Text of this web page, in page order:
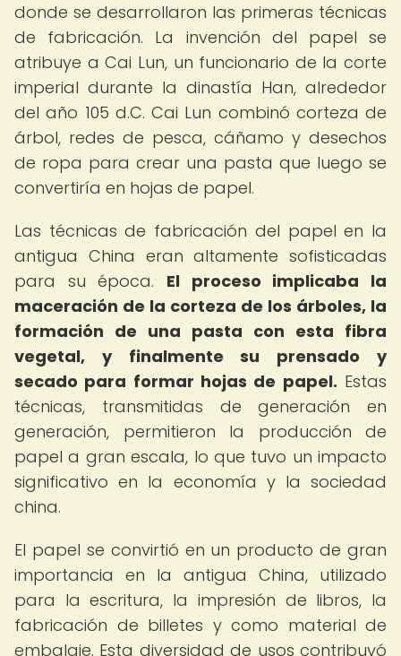
donde se desarrollaron las primeras técnicas
de fabricación. La invención del papel se
atribuye a Cai Lun, un funcionario de la corte
imperial durante la dinastía Han, alrededor
del año 105 d.C. Cai Lun combinó corteza de
árbol, redes de pesca, cáñamo y desechos
de ropa para crear una pasta que luego se
convertiría en hojas de papel.
Las técnicas de fabricación del papel en la
antigua China eran altamente sofisticadas
para su época. El proceso implicaba la
maceración de la corteza de los árboles, la
formación de una pasta con esta fibra
vegetal, y finalmente su prensado y
secado para formar hojas de papel. Estas
técnicas, transmitidas de generación en
generación, permitieron la producción de
papel a gran escala, lo que tuvo un impacto
significativo en la economía y la sociedad
china.
El papel se convirtió en un producto de gran
importancia en la antigua China, utilizado
para la escritura, la impresión de libros, la
fabricación de billetes y como material de
embalaje. Esta diversidad de usos contribuyó